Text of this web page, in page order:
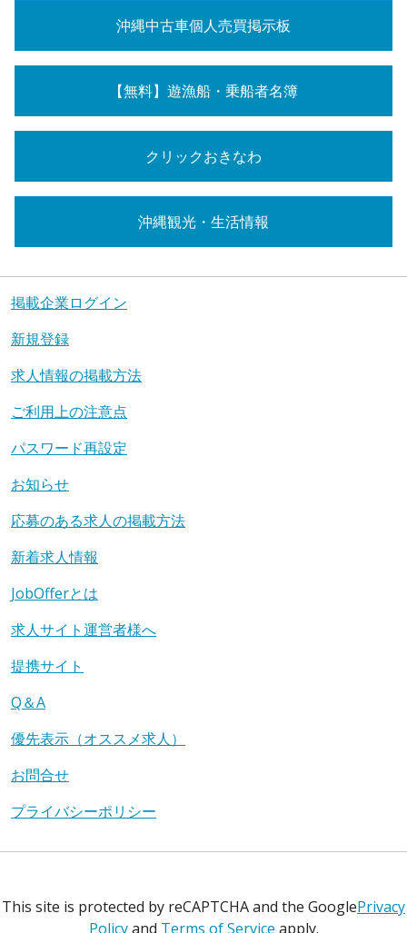
沖縄中古車個人売買掲示板
【無料】遊漁船・乗船者名簿
クリックおきなわ
沖縄観光・生活情報
掲載企業ログイン
新規登録
求人情報の掲載方法
ご利用上の注意点
パスワード再設定
お知らせ
応募のある求人の掲載方法
新着求人情報
JobOfferとは
求人サイト運営者様へ
提携サイト
Q＆A
優先表示（オススメ求人）
お問合せ
プライバシーポリシー
This site is protected by reCAPTCHA and the GooglePrivacy
Policyand Terms of Service apply.